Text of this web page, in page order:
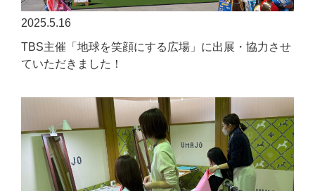
2025.5.16
TBS主催「地球を笑顔にする広場」に出展・協力させ
ていただきました！